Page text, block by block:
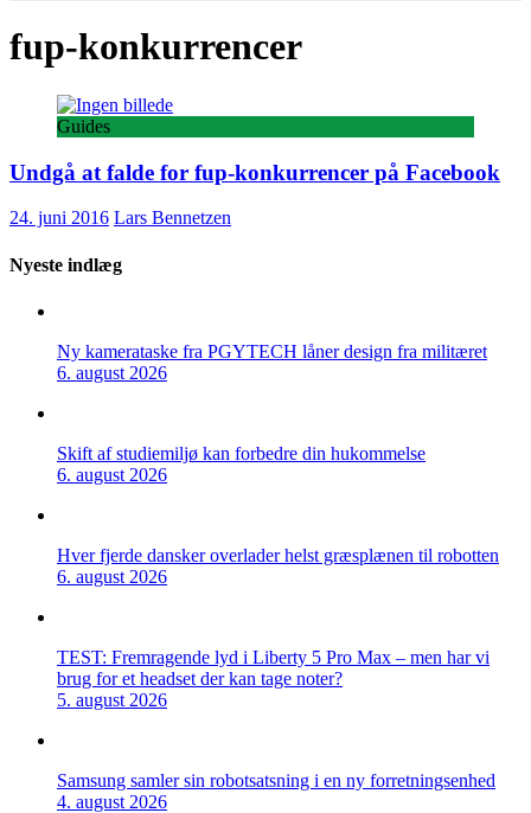
fup-konkurrencer
Guides
Undgå at falde for fup-konkurrencer på Facebook
24. juni 2016 Lars Bennetzen
Nyeste indlæg
Ny kamerataske fra PGYTECH låner design fra militæret
6. august 2026
Skift af studiemiljø kan forbedre din hukommelse
6. august 2026
Hver fjerde dansker overlader helst græsplænen til robotten
6. august 2026
TEST: Fremragende lyd i Liberty 5 Pro Max – men har vi
brug for et headset der kan tage noter?
5. august 2026
Samsung samler sin robotsatsning i en ny forretningsenhed
4. august 2026